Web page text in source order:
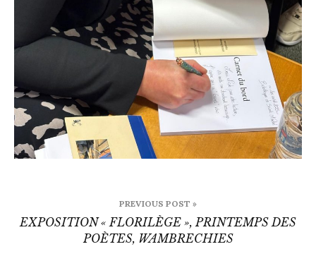
de
l’article
PREVIOUS POST »
EXPOSITION « FLORILÈGE », PRINTEMPS DES
POÈTES, WAMBRECHIES